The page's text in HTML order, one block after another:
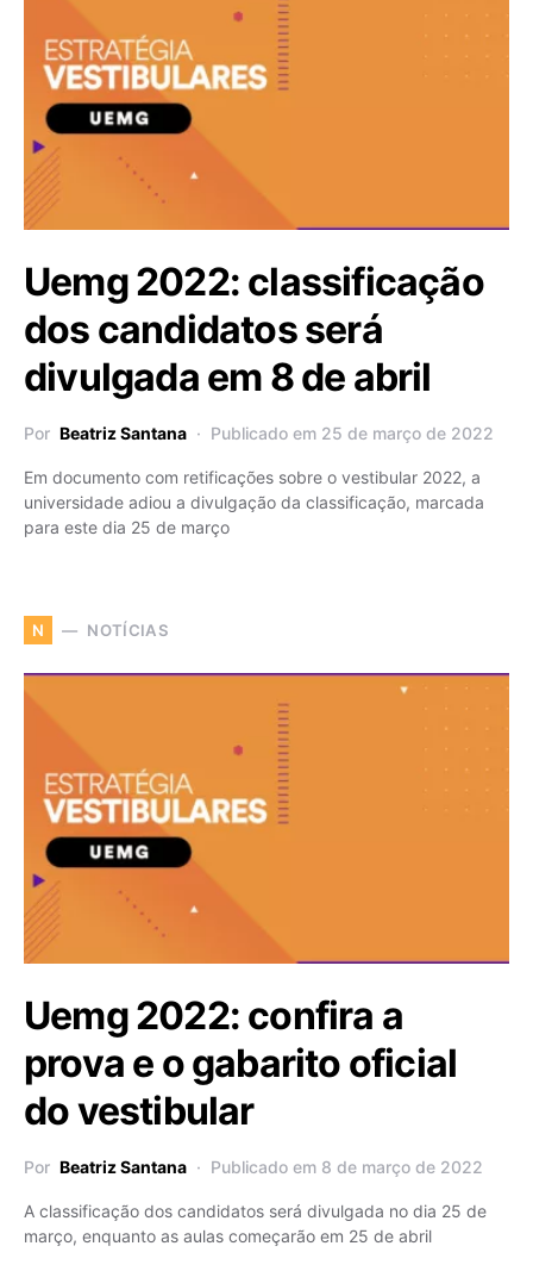
Uemg 2022: classificação
dos candidatos será
divulgada em 8 de abril
Por Beatriz Santana Publicado em 25 de março de 2022
Em documento com retificações sobre o vestibular 2022, a
universidade adiou a divulgação da classificação, marcada
para este dia 25 de março
N NOTÍCIAS
Uemg 2022: confira a
prova e o gabarito oficial
do vestibular
Por Beatriz Santana Publicado em 8 de março de 2022
A classificação dos candidatos será divulgada no dia 25 de
março, enquanto as aulas começarão em 25 de abril